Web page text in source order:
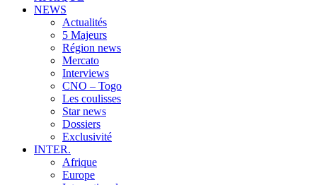
NEWS
Actualités
5 Majeurs
Région news
Mercato
Interviews
CNO – Togo
Les coulisses
Star news
Dossiers
Exclusivité
INTER.
Afrique
Europe